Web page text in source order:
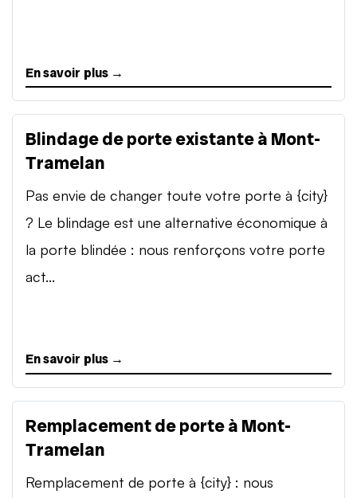
En savoir plus →
Blindage de porte existante à Mont-
Tramelan
Pas envie de changer toute votre porte à {city}
? Le blindage est une alternative économique à
la porte blindée : nous renforçons votre porte
act...
En savoir plus →
Remplacement de porte à Mont-
Tramelan
Remplacement de porte à {city} : nous